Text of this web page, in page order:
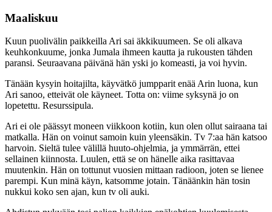
Maaliskuu
Kuun puolivälin paikkeilla Ari sai äkkikuumeen. Se oli alkava
keuhkonkuume, jonka Jumala ihmeen kautta ja rukousten tähden
paransi. Seuraavana päivänä hän yski jo komeasti, ja voi hyvin.
Tänään kysyin hoitajilta, käyvätkö jumpparit enää Arin luona, kun
Ari sanoo, etteivät ole käyneet. Totta on: viime syksynä jo on
lopetettu. Resurssipula.
Ari ei ole päässyt moneen viikkoon kotiin, kun olen ollut sairaana tai
matkalla. Hän on voinut samoin kuin yleensäkin. Tv 7:aa hän katsoo
harvoin. Sieltä tulee välillä huuto-ohjelmia, ja ymmärrän, ettei
sellainen kiinnosta. Luulen, että se on hänelle aika rasittavaa
muutenkin. Hän on tottunut vuosien mittaan radioon, joten se lienee
parempi. Kun minä käyn, katsomme jotain. Tänäänkin hän tosin
nukkui koko sen ajan, kun tv oli auki.